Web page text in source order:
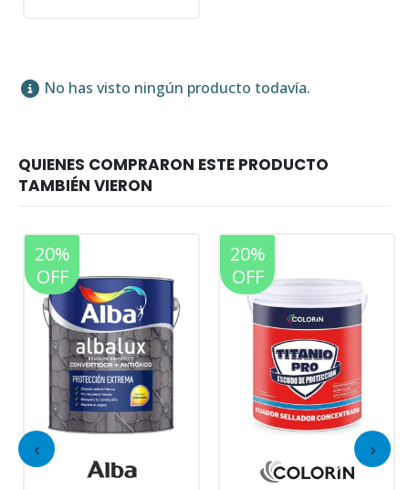
No has visto ningún producto todavía.
20%
OFF
20%
OFF